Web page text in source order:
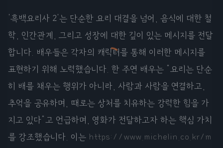
'흑백요리사 2'는 단순한 요리 대결을 넘어, 음식에 대한 철
학, 인간관계, 그리고 성장에 대한 깊이 있는 메시지를 전달
합니다. 배우들은 각자의 캐릭터를 통해 이러한 메시지를
표현하기 위해 노력했습니다. 한 주연 배우는 "요리는 단순
히 배를 채우는 행위가 아니라, 사람과 사람을 연결하고,
추억을 공유하며, 때로는 상처를 치유하는 강력한 힘을 가
지고 있다"고 언급하며, 영화가 전달하고자 하는 핵심 가치
를 강조했습니다. 이는 https://www.michelin.co.kr/m